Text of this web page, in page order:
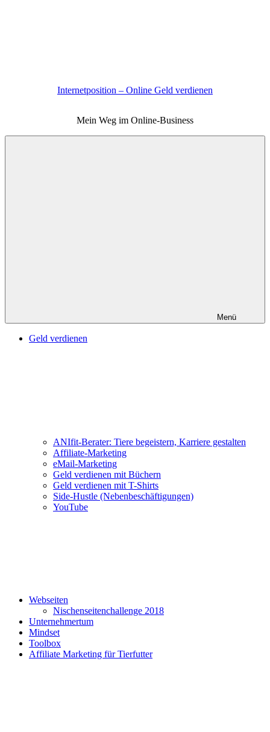
Internetposition – Online Geld verdienen
Mein Weg im Online-Business
Menü
Geld verdienen
ANIfit-Berater: Tiere begeistern, Karriere gestalten
Affiliate-Marketing
eMail-Marketing
Geld verdienen mit Büchern
Geld verdienen mit T-Shirts
Side-Hustle (Nebenbeschäftigungen)
YouTube
Webseiten
Nischenseitenchallenge 2018
Unternehmertum
Mindset
Toolbox
Affiliate Marketing für Tierfutter